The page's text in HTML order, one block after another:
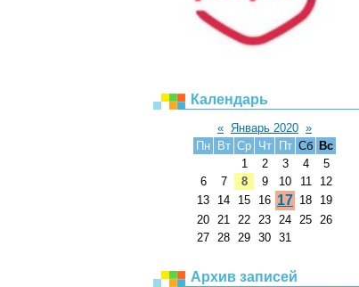
Календарь
« Январь 2020 »
Пн
Вт Ср Чт Пт Сб Вс
1
2 3 4
5
6
7 8 9 10 11
12
13
14 15 16 17 18
19
20 21 22 23 24 25 26
27 28 29 30 31
Архив записей